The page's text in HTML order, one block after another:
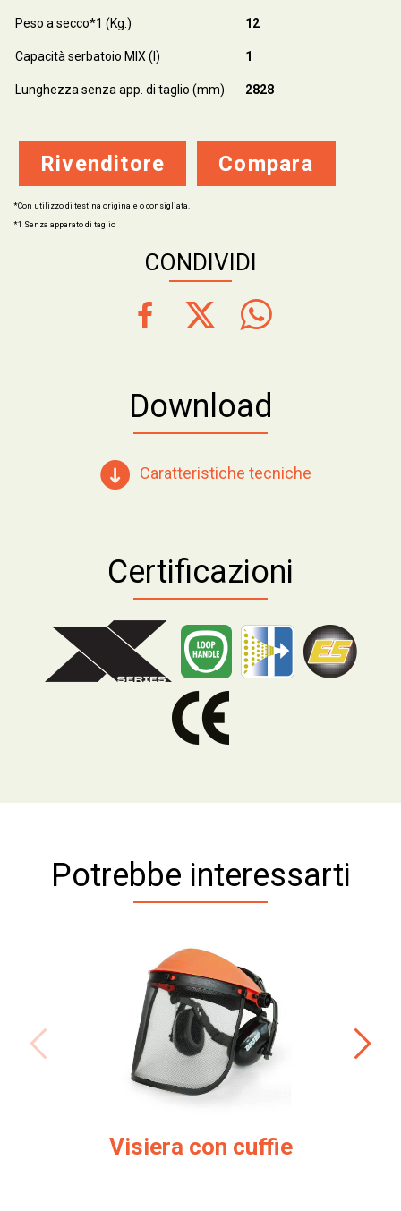
Peso a secco*1 (Kg.) 12
Capacità serbatoio MIX (l) 1
Lunghezza senza app. di taglio (mm) 2828
Rivenditore Compara
*Con utilizzo di testina originale o consigliata.
*1 Senza apparato di taglio
CONDIVIDI
Download
Caratteristiche tecniche
Certificazioni
Potrebbe interessarti
Visiera con cuffie